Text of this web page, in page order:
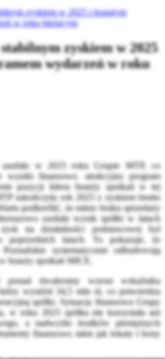
zyskiem w 2025 i bogatym
w roku bieżącym
zyskiem w 2025
wydarzeń w roku
w 2025 roku Grupie MTP, co
wyniki finansowe, atrakcyjny program
pozycji lidera branży spotkań w tej
zakończyła rok 2025 z zyskiem brutto
podkreślić, że mimo braku sprzedaży
zasilały wynik spółki w latach
na działalności podstawowej był
poprzednich latach. To pokazuje, że
systematycznie odbudowują
branży spotkań MICE.
ponad dwukrotny wzrost wskaźnika
wyniósł 34,5 mln zł, co potwierdza
spółki. Sytuacja finansowa Grupy
w roku 2025 spółka nie korzystała ani
a nadwyżki środków pieniężnych
finansowe, takie jak lokaty i bony